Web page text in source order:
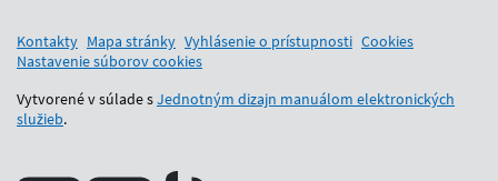
Kontakty Mapa stránky Vyhlásenie o prístupnosti Cookies
Nastavenie súborov cookies
Vytvorené v súlade sJednotným dizajn manuálom elektronických
služieb.